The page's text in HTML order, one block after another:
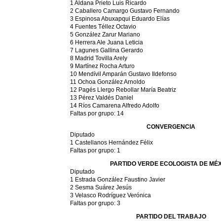
1 Aldana Prieto Luis Ricardo
2 Caballero Camargo Gustavo Fernando
3 Espinosa Abuxapqui Eduardo Elías
4 Fuentes Téllez Octavio
5 González Zarur Mariano
6 Herrera Ale Juana Leticia
7 Lagunes Gallina Gerardo
8 Madrid Tovilla Arely
9 Martínez Rocha Arturo
10 Mendívil Amparán Gustavo Ildefonso
11 Ochoa González Arnoldo
12 Pagés Llergo Rebollar María Beatriz
13 Pérez Valdés Daniel
14 Ríos Camarena Alfredo Adolfo
Faltas por grupo: 14
CONVERGENCIA
Diputado
1 Castellanos Hernández Félix
Faltas por grupo: 1
PARTIDO VERDE ECOLOGISTA DE
Diputado
1 Estrada González Faustino Javier
2 Sesma Suárez Jesús
3 Velasco Rodríguez Verónica
Faltas por grupo: 3
PARTIDO DEL TRABAJO